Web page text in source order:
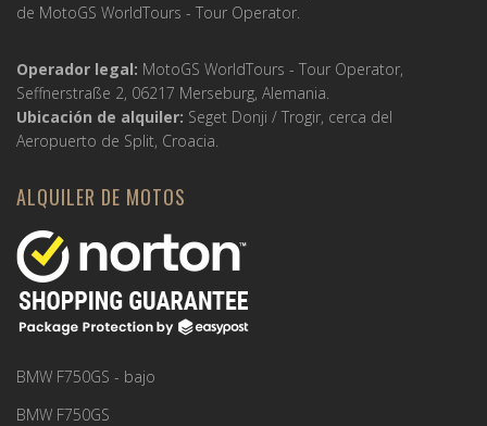
de MotoGS WorldTours - Tour Operator
Operador legal: MotoGS WorldTours - Tour Operator,
Seffnerstraße 2, 06217 Merseburg, Alemania.
Ubicación de alquiler: Seget Donji / Trogir, cerca del
Aeropuerto de Split, Croacia.
ALQUILER DE MOTOS
BMW F750GS - bajo
BMW F750GS